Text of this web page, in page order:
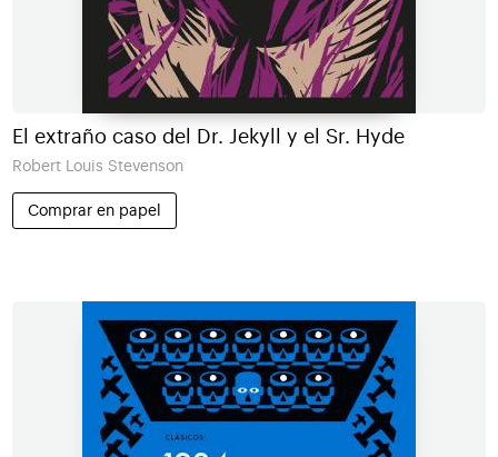
El extraño caso del Dr. Jekyll y el Sr. Hyde
Robert Louis Stevenson
Comprar en papel